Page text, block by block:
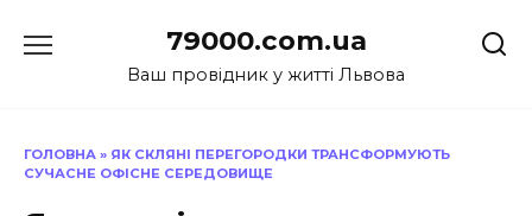
до
79000.com.ua
Ваш провідник у житті Львова
ГОЛОВНА » ЯК СКЛЯНІ ПЕРЕГОРОДКИ ТРАНСФОРМУЮТЬ
СУЧАСНЕ ОФІСНЕ СЕРЕДОВИЩЕ